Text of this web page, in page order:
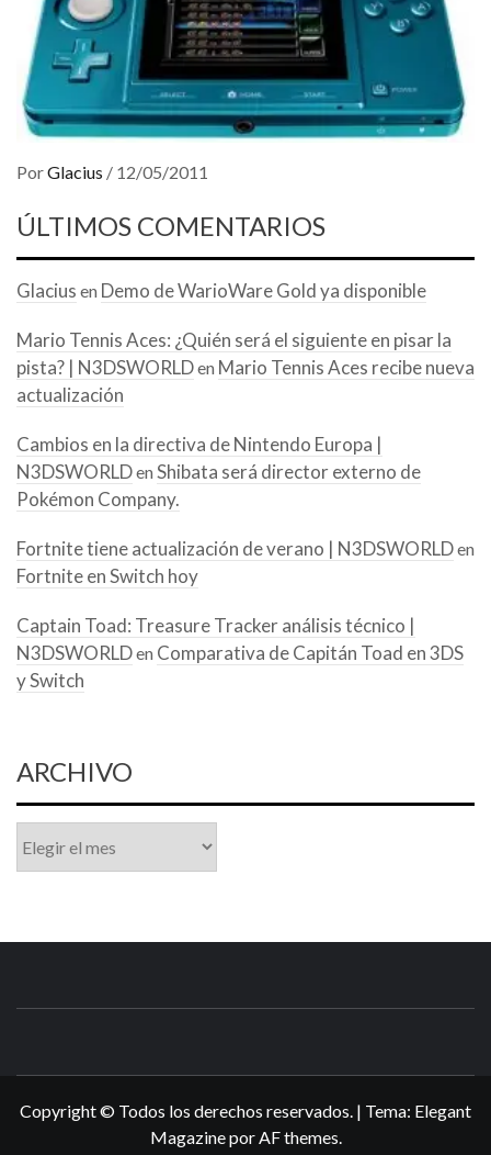
PorGlacius / 12/05/2011
ÚLTIMOS COMENTARIOS
Glacius en Demo de WarioWare Gold ya disponible
Mario Tennis Aces: ¿Quién será el siguiente en pisar la
pista? | N3DSWORLDen Mario Tennis Aces recibe nueva
actualización
Cambios en la directiva de Nintendo Europa |
N3DSWORLDen Shibata será director externo de
Pokémon Company.
Fortnite tiene actualización de verano | N3DSWORLDen
Fortnite en Switch hoy
Captain Toad: Treasure Tracker análisis técnico |
N3DSWORLDen Comparativa de Capitán Toad en 3DS
y Switch
ARCHIVO
Copyright © Todos los derechos reservados. | Tema: Elegant
Magazinepor AF themes